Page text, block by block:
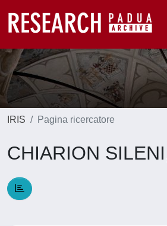
IRIS Pagina ricercatore
CHIARION